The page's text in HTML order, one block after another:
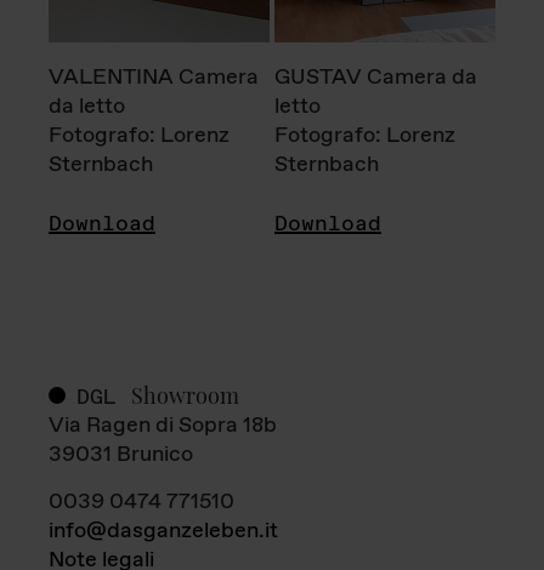
VALENTINA Camera
da letto
Fotografo: Lorenz
Sternbach
Download
GUSTAV Camera da
letto
Fotografo: Lorenz
Sternbach
Download
DGL Showroom
Via Ragen di Sopra 18b
39031 Brunico
0039 0474 771510
info@dasganzeleben.it
Note legali